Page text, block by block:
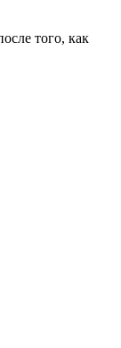
того, как